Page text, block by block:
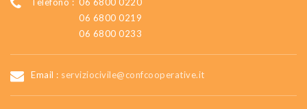
06 6800 0219
06 6800 0233
Email : serviziocivile@confcooperative.it